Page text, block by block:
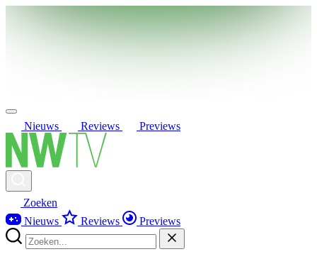
Nieuws Reviews Previews
Zoeken
Nieuws
Reviews Previews